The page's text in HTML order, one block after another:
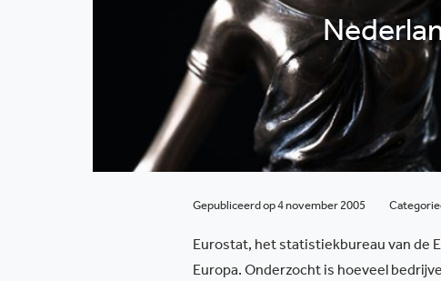
Gepubliceerd op 4 november 2005
Eurostat, het statistiekbureau van de
Europa. Onderzocht is hoeveel